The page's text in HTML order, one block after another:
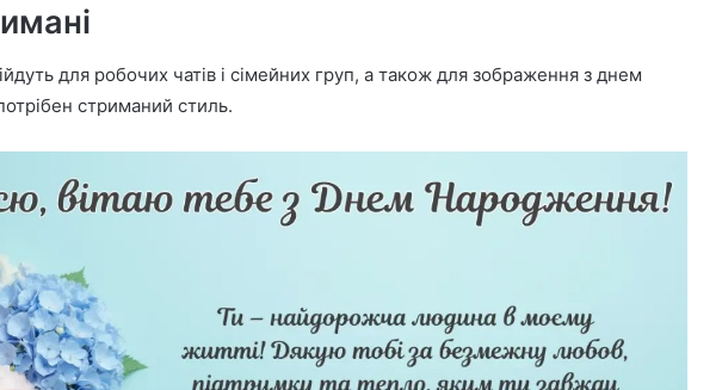
для робочих чатів і сімейних груп, а також для зображення з днем
стриманий стиль.